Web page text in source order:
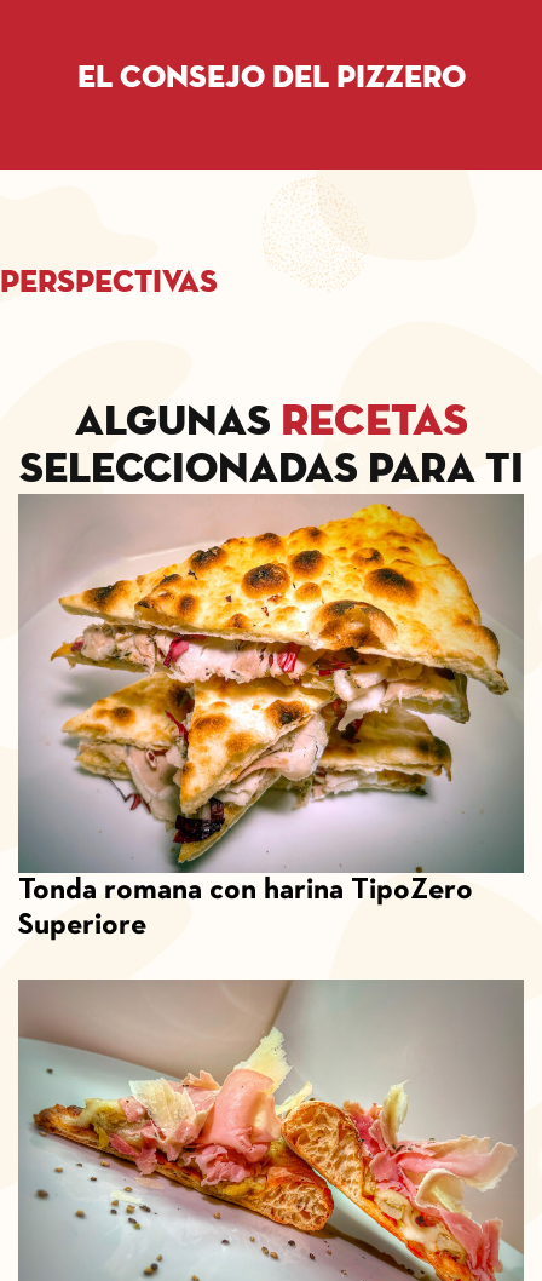
El consejo del pizzero
Perspectivas
Algunas recetas
seleccionadas para ti
Tonda romana con harina TipoZero
Superiore